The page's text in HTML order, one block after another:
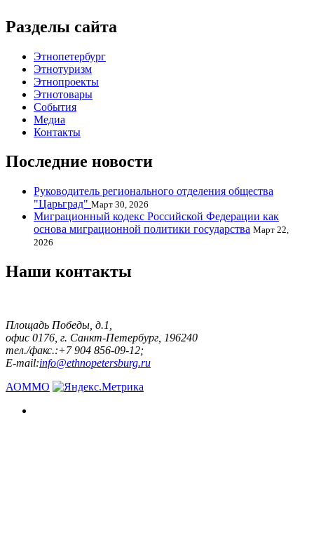
Разделы сайта
Этнопетербург
Этнотуризм
Этнопроекты
Этнотовары
События
Медиа
Контакты
Последние новости
Руководитель регионального отделения общества
"Царьград" Март 30, 2026
Миграционный кодекс Российской Федерации как
основа миграционной политики государства Март 22,
2026
Наши контакты
Площадь Победы, д.1,
офис 0176, г. Санкт-Петербург, 196240
тел./факс.:+7 904 856-09-12;
E-mail:info@ethnopetersburg.ru
АОММО